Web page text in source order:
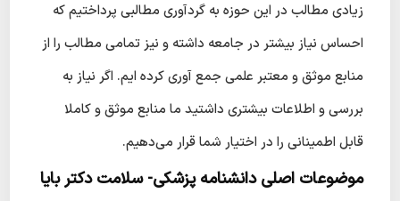
زیادی مطالب در این حوزه به گردآوری مطالبی پرداختیم که
احساس نیاز بیشتر در جامعه داشته و نیز تمامی مطالب را از
منابع موثق و معتبر علمی جمع آوری کرده ایم. اگر نیاز به
بررسی و اطلاعات بیشتری داشتید ما منابع موثق و کاملا
قابل اطمینانی را در اختیار شما قرار می‌دهیم.
موضوعات اصلی دانشنامه پزشکی- سلامت دکتر بایا